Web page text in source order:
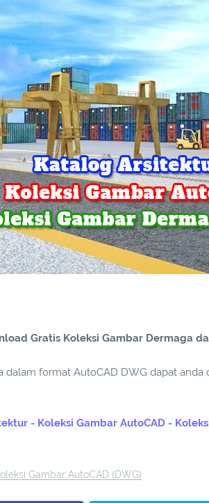
Gratis Koleksi Gambar Dermaga
dalam format AutoCAD DWG dapat
- Koleksi Gambar AutoCAD -
Gambar AutoCAD (DWG)